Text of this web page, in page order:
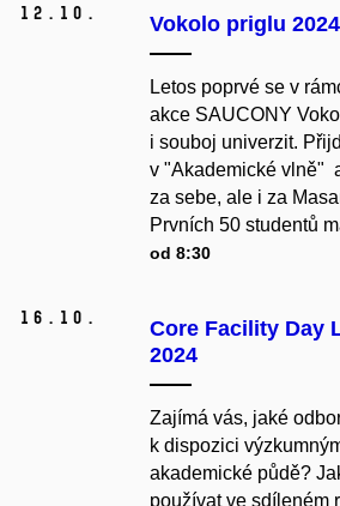
12. 10. Vokolo priglu 2024
Letos poprvé se v
akce SAUCONY
i souboj univerzit.
v "Akademické vlně"
za sebe, ale i za
Prvních 50 studentů
od 8:30
16. 10.
Core Facility Day
2024
Zajímá vás, jaké
k dispozici
akademické půdě?
používat ve sdíleném